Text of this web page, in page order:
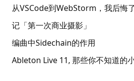
从VSCode到WebStorm，我后悔
记「第一次商业摄影」
编曲中Sidechain的作用
Ableton Live 11, 那些你不知道的